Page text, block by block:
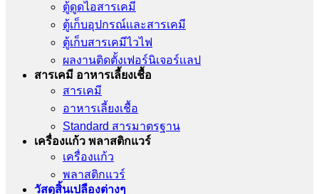
ตู้ดูดไอสารเคมี
ตู้เก็บอุปกรณ์เเละสารเคมี
ตู้เก็บสารเคมีไวไฟ
ผลงานติดตั้งเฟอร์นิเจอร์เเลป
สารเคมี อาหารเลี้ยงเชื้อ
สารเคมี
อาหารเลี้ยงเชื้อ
Standard สารมาตรฐาน
เครื่องเเก้ว พลาสติกแวร์
เครื่องเเก้ว
พลาสติกแวร์
วัสดุสิ้นเปลืองต่างๆ